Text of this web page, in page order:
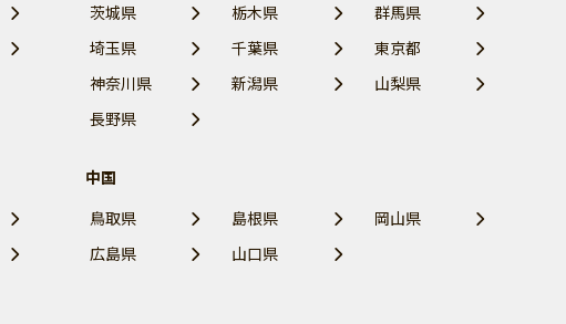
茨城県
栃木県
群馬県
埼玉県
千葉県
東京都
神奈川県
新潟県
山梨県
長野県
中国
鳥取県
島根県
岡山県
広島県
山口県